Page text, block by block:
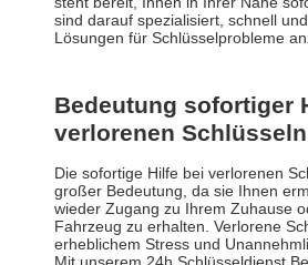
sind darauf spezialisiert, schnell
Lösungen für Schlüsselprobleme
Bedeutung sofortiger
verlorenen Schlüsseln
Die sofortige Hilfe bei verlorenen
großer Bedeutung, da sie Ihnen
wieder Zugang zu Ihrem Zuhause
Fahrzeug zu erhalten. Verlorene
erheblichem Stress und